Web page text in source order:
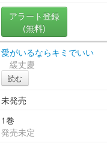
アラート登録
(無料)
愛がいるならキミでいい
緩丈慶
読む
未発売
1巻
発売未定